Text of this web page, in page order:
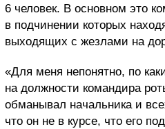
6 человек. В основном это
в подчинении которых
выходящих с жезлами на
«Для меня непонятно, по
на должности командира
обманывал начальника и
что он не в курсе, что его